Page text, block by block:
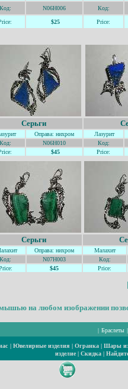
Код: N06H006 Код:
$25 Price:
Серьги
Оправа: нихром
Лазурит
Код:
N06H010
Код:
$45 Price:
Серьги
Оправа: нихром
Малахит
Код:
N07H003
Код:
$45 Price:
на любом изображении
| Браслеты
| Ювелирные изделия | Огранка | Шары из
изделие | Скидка |